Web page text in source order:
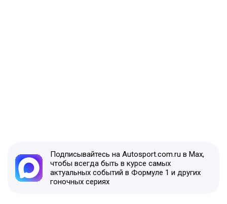
Подписывайтесь на Autosport.com.ru в Max,
чтобы всегда быть в курсе самых
актуальных событий в Формуле 1 и других
гоночных сериях